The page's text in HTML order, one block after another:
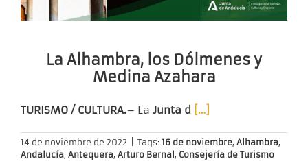
La Alhambra, los Dólmenes y
Medina Azahara
TURISMO / CULTURA.– La Junta d […]
14 de noviembre de 2022 Tags: 16 de noviembre, Alhambra,
Andalucía, Antequera, Arturo Bernal , Consejería de Turismo